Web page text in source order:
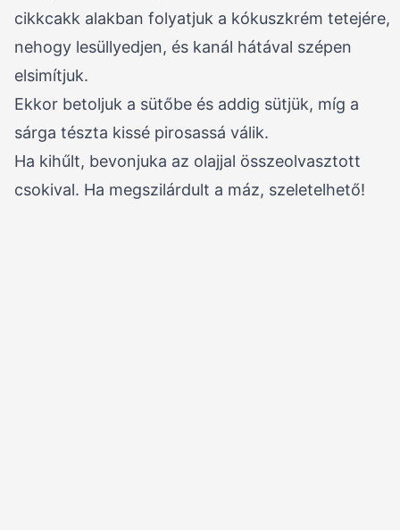
cikkcakk alakban folyatjuk a kókuszkrém tetejére,
nehogy lesüllyedjen, és kanál hátával szépen
elsimítjuk.
Ekkor betoljuk a sütőbe és addig sütjük, míg a
sárga tészta kissé pirosassá válik.
Ha kihűlt, bevonjuka az olajjal összeolvasztott
csokival. Ha megszilárdult a máz, szeletelhető!